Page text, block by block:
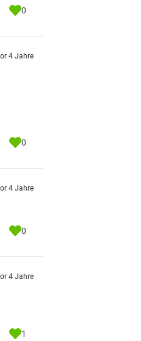
0
4 Jahre
0
4 Jahre
0
4 Jahre
1